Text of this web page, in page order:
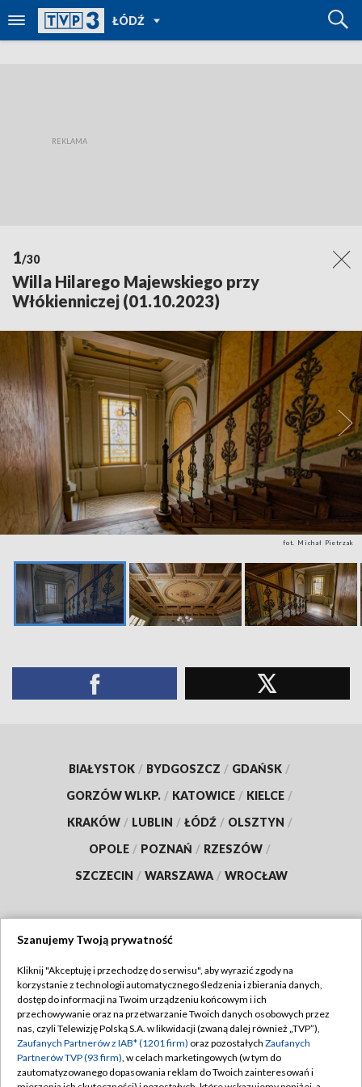
ŁÓDŹ
POWRÓT
DO
REGIONY
1/30
Willa Hilarego Majewskiego przy
Włókienniczej (01.10.2023)
fot. Michał Pietrzak
BIAŁYSTOK / BYDGOSZCZ / GDAŃSK /
GORZÓW WLKP. / KATOWICE / KIELCE /
KRAKÓW / LUBLIN / ŁÓDŹ / OLSZTYN /
OPOLE / POZNAŃ / RZESZÓW /
SZCZECIN / WARSZAWA / WROCŁAW
TVP
Abonament TVP
Emisja w TVP
Centrum informacji TVP
Regulamin TVP
Polityka prywatności
Moje zgody
Szanujemy Twoją prywatność
Kliknij "Akceptuję i przechodzę do serwisu", aby wyrazić zgody na
korzystanie z technologii automatycznego śledzenia i zbierania danych,
dostęp do informacji na Twoim urządzeniu końcowym i ich
przechowywanie oraz na przetwarzanie Twoich danych osobowych przez
nas, czyli Telewizję Polską S.A. w likwidacji (zwaną dalej również „TVP”),
Zaufanych Partnerów z IAB* (1201 firm) oraz pozostałych Zaufanych
Partnerów TVP (93 firm), w celach marketingowych (w tym do
zautomatyzowanego dopasowania reklam do Twoich zainteresowań i